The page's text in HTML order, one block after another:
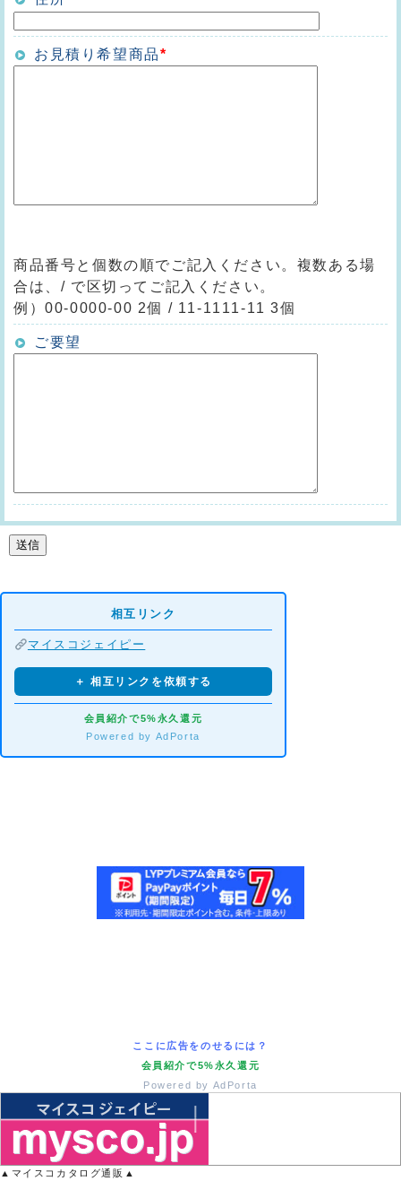
お見積り希望商品*
商品番号と個数の順でご記入ください。複数ある場
合は、/ で区切ってご記入ください。
例）00-0000-00 2個 / 11-1111-11 3個
ご要望
相互リンク
マイスコジェイピー
＋ 相互リンクを依頼する
会員紹介で5%永久還元
Powered by AdPorta
ここに広告をのせるには？
会員紹介で5%永久還元
Powered by AdPorta
▲マイスコカタログ通販▲